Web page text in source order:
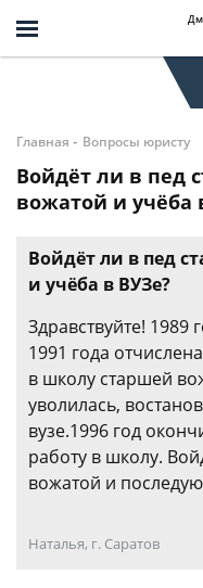
Главная - Вопросы юристу
Войдёт ли в пед
вожатой и учёба
Войдёт ли в пед
и учёба в ВУЗе?
Здравствуйте! 1989
1991 года
в школу старшей
уволилась,
вузе.1996 год
работу в школу.
вожатой и
Наталья, г. Саратов